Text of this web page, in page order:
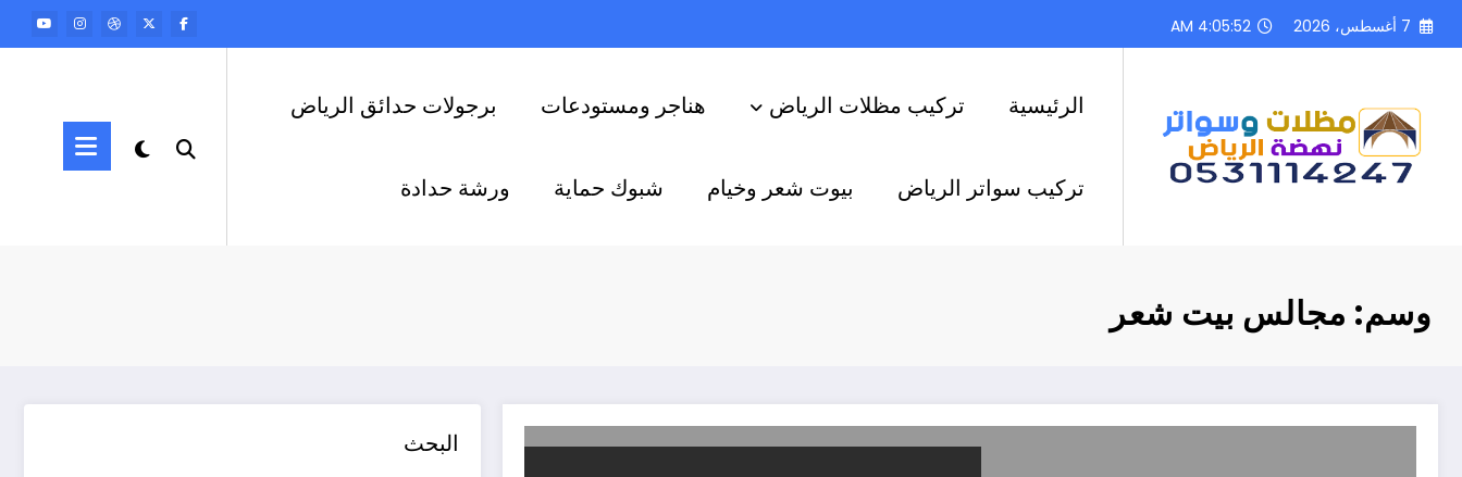
التجاوز
7 أغسطس، 2026 4:05:53 AM
الرئيسية تركيب مظلات الرياض هناجر ومستودعات برجولات حدائق الرياض
تركيب سواتر الرياض بيوت شعر وخيام شبوك حماية ورشة حدادة
وسم: مجالس بيت شعر
البحث